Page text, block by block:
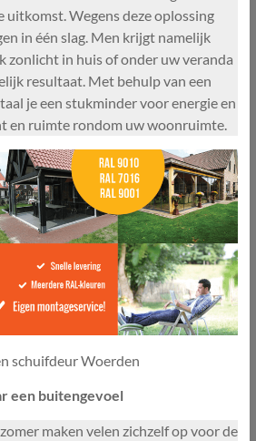
uitkomst. Wegens deze oplossing
in één slag. Men krijgt namelijk
zonlicht in huis of onder uw veranda
resultaat. Met behulp van een
je een stukminder voor energie en
en ruimte rondom uw woonruimte.
schuifdeur Woerden
een buitengevoel
maken velen zichzelf op voor de